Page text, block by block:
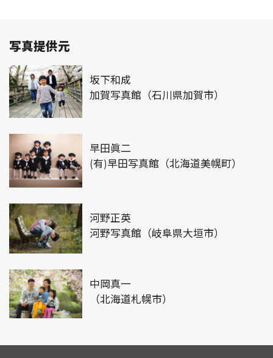
写真提供元
坂下和成
加賀写真館（石川県加賀市）
早田眞二
(有)早田写真館（北海道美幌町）
河野正英
河野写真館（岐阜県大垣市）
中岡真一
（北海道札幌市）